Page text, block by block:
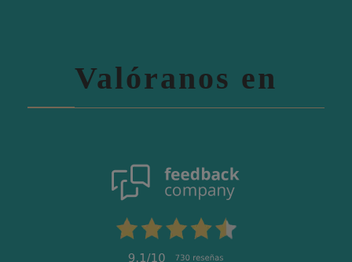
Valóranos en